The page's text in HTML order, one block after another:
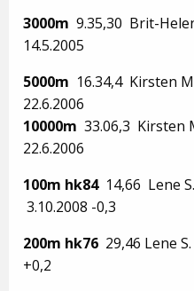
3000m 9.35,30 Brit-
14.5.2005
5000m 16.34,4 Kirsten
22.6.2006
10000m 33.06,3 Kirsten
22.6.2006
100m hk84 14,66 Lene
3.10.2008 -0,3
200m hk76 29,46 Lene
+0,2